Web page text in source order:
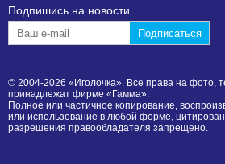
Подпишиcь на новости
© 2004-2026 «Иголочка». Все права на фото,
принадлежат фирме «Гамма».
Полное или частичное копирование,
или использование в любой форме,
разрешения правообладателя запрещено.